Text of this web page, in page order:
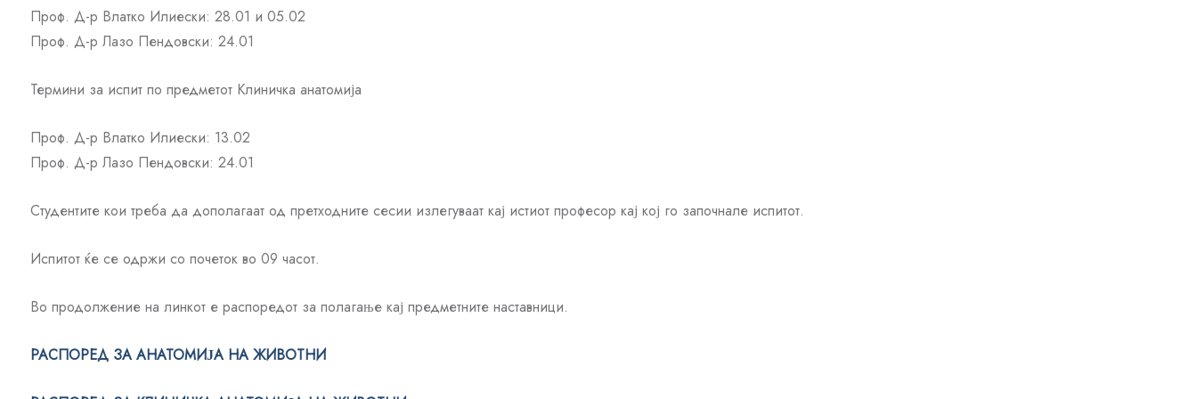
Проф. Д-р Влатко Илиески: 28.01 и 05.02
Проф. Д-р Лазо Пендовски: 24.01
Термини за испит по предметот Клиничка анатомија
Проф. Д-р Влатко Илиески: 13.02
Проф. Д-р Лазо Пендовски: 24.01
Студентите кои треба да дополагаат од претходните сесии излегуваат кај истиот професор кај кој го започнале испитот.
Испитот ќе се одржи со почеток во 09 часот.
Во продолжение на линкот е распоредот за полагање кај предметните наставници.
РАСПОРЕД ЗА АНАТОМИЈА НА ЖИВОТНИ